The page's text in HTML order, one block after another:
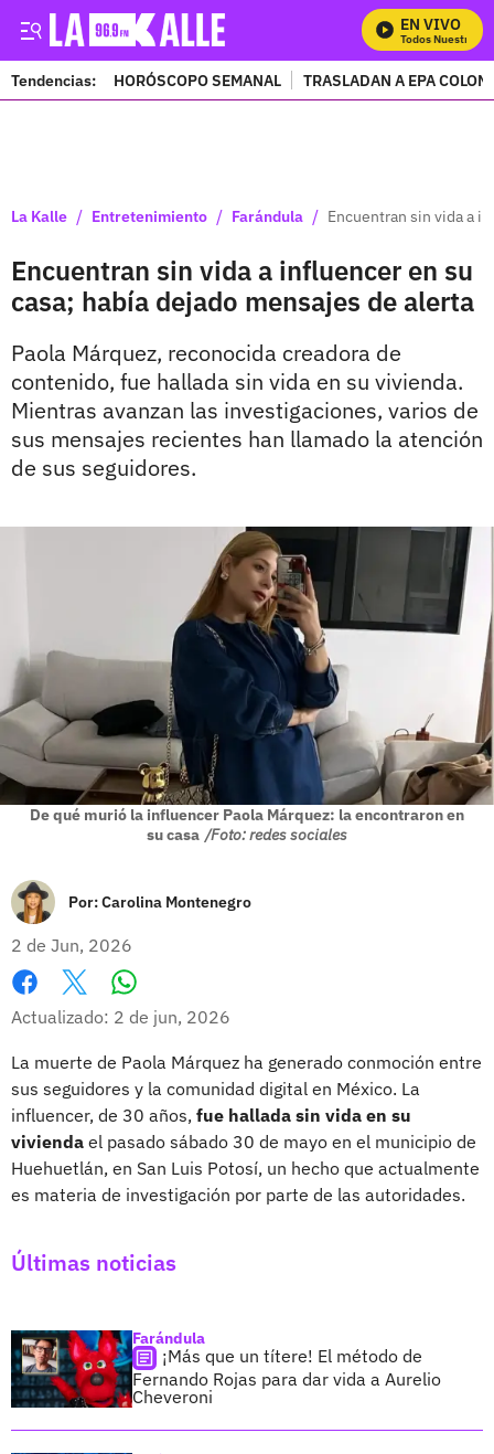
EN VIVO
Mira Todos Nuestros
Tendencias: HORÓSCOPO SEMANAL TRASLADAN A EPA
La Kalle / Entretenimiento / Farándula / Encuentran sin vida a
Encuentran sin vida a influencer en su
casa; había dejado mensajes de alerta
Paola Márquez, reconocida creadora de
contenido, fue hallada sin vida en su vivienda.
Mientras avanzan las investigaciones, varios de
sus mensajes recientes han llamado la atención
de sus seguidores.
De qué murió la influencer Paola Márquez: la encontraron en
su casa /Foto: redes sociales
Por:Carolina Montenegro
2 de Jun, 2026
Facebook
X
Actualizado: 2 de jun, 2026
La muerte de Paola Márquez ha generado conmoción entre
sus seguidores y la comunidad digital en México. La
influencer, de 30 años, fue hallada sin vida en su
vivienda el pasado sábado 30 de mayo en el municipio de
Huehuetlán, en San Luis Potosí, un hecho que actualmente
es materia de investigación por parte de las autoridades.
Últimas noticias
Farándula
¡Más que un títere! El método de
Fernando Rojas para dar vida a Aurelio
Cheveroni